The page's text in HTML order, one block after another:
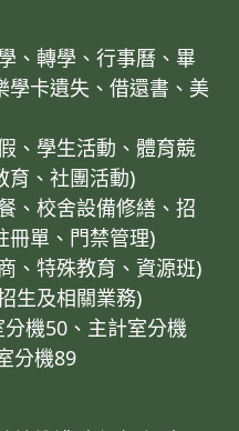
、轉學、行事曆、畢
學卡遺失、借還書、美
、學生活動、體育競
育、社團活動)
、校舍設備修繕、招
冊單、門禁管理)
、特殊教育、資源班)
生及相關業務)
機50、主計室分機
分機89